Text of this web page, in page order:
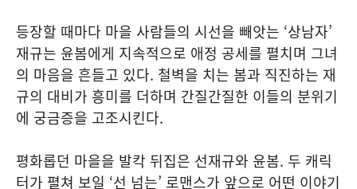
등장할 때마다 마을 사람들의 시선을 빼앗는 ‘상남자’
재규는 윤봄에게 지속적으로 애정 공세를 펼치며 그녀
의 마음을 흔들고 있다. 철벽을 치는 봄과 직진하는 재
규의 대비가 흥미를 더하며 간질간질한 이들의 분위기
에 궁금증을 고조시킨다.
평화롭던 마을을 발칵 뒤집은 선재규와 윤봄. 두 캐릭
터가 펼쳐 보일 ‘선 넘는’ 로맨스가 앞으로 어떤 이야기